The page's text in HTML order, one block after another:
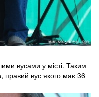
вусами у місті. Таким
, правий вус якого має 36